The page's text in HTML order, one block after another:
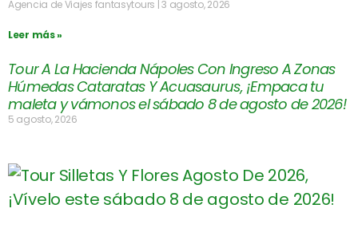
Agencia de Viajes fantasytours 3 agosto, 2026
Leer más »
Tour A La Hacienda Nápoles Con Ingreso A Zonas
Húmedas Cataratas Y Acuasaurus, ¡Empaca tu
maleta y vámonos el sábado 8 de agosto de 2026!
5 agosto, 2026